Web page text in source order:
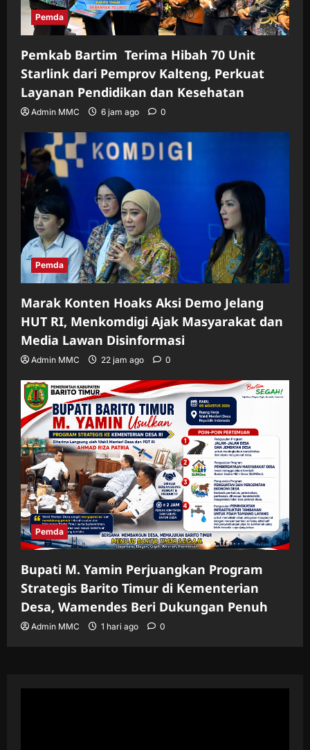
Pemda
Pemkab Bartim Terima Hibah 70 Unit
Starlink dari Pemprov Kalteng, Perkuat
Layanan Pendidikan dan Kesehatan
Admin MMC 6 jam ago 0
Pemda
Marak Konten Hoaks Aksi Demo Jelang
HUT RI, Menkomdigi Ajak Masyarakat dan
Media Lawan Disinformasi
Admin MMC 22 jam ago 0
Pemda
Bupati M. Yamin Perjuangkan Program
Strategis Barito Timur di Kementerian
Desa, Wamendes Beri Dukungan Penuh
Admin MMC 1 hari ago 0